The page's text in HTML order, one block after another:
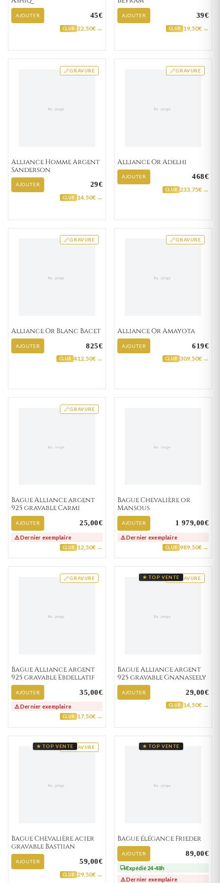
AJOUTER 45€
CLUB 22,50€ →
AJOUTER 39€
CLUB 19,50€ →
GRAVURE
Alliance Homme Argent
Sanderson
AJOUTER 29€
CLUB 14,50€ →
GRAVURE
Alliance Or Adelhi
AJOUTER 468€
CLUB 233,75€ →
GRAVURE
Alliance Or Blanc Bacet
AJOUTER 825€
CLUB 412,50€ →
GRAVURE
Alliance Or Amayota
AJOUTER 619€
CLUB 309,50€ →
GRAVURE
Bague Alliance argent
925 gravable Carmi
AJOUTER 25,00€
⚠️ Dernier exemplaire
CLUB 12,50€ →
Bague Chevalière or
Mansous
AJOUTER 1 979,00€
⚠️ Dernier exemplaire
CLUB 989,50€ →
GRAVURE
Bague Alliance argent
925 gravable Ebdellatif
AJOUTER 35,00€
⚠️ Dernier exemplaire
CLUB 17,50€ →
GRAVURE
★ TOP VENTE
Bague Alliance argent
925 gravable Gnanaseely
AJOUTER 29,00€
CLUB 14,50€ →
GRAVURE
★ TOP VENTE
Bague Chevalière acier
gravable Bastiian
AJOUTER 59,00€
CLUB 29,50€ →
★ TOP VENTE
Bague élégance Frieder
AJOUTER 89,00€
Expédié 24-48h
⚠️ Dernier exemplaire